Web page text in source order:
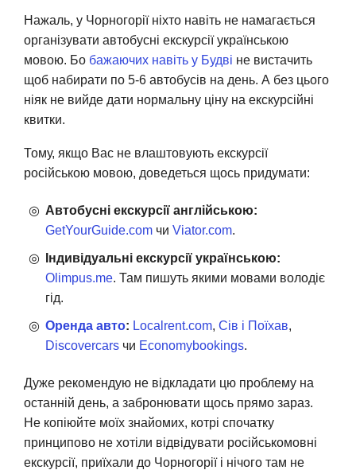
Нажаль, у Чорногорії ніхто навіть не намагається
організувати автобусні екскурсії українською
мовою. Бо бажаючих навіть у Будві не вистачить
щоб набирати по 5-6 автобусів на день. А без цього
ніяк не вийде дати нормальну ціну на екскурсійні
квитки.
Тому, якщо Вас не влаштовують екскурсії
російською мовою, доведеться щось придумати:
Автобусні екскурсії англійською:
GetYourGuide.com чи Viator.com.
Індивідуальні екскурсії українською:
Olimpus.me. Там пишуть якими мовами володіє
гід.
Оренда авто: Localrent.com, Сів і Поїхав,
Discovercars чи Economybookings.
Дуже рекомендую не відкладати цю проблему на
останній день, а забронювати щось прямо зараз.
Не копіюйте моїх знайомих, котрі спочатку
принципово не хотіли відвідувати російськомовні
екскурсії, приїхали до Чорногорії і нічого там не